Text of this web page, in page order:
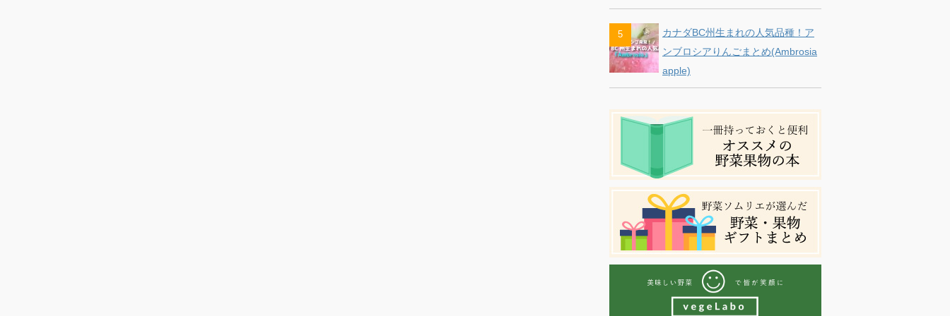
カナダBC州生まれの人気品種！ア
ンブロシアりんごまとめ(Ambrosia
apple)